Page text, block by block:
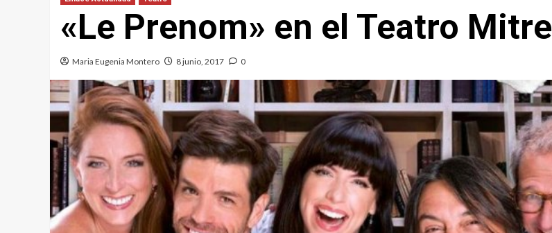
«Le Prenom» en el Teatro Mitre
Maria Eugenia Montero 8 junio, 2017 0